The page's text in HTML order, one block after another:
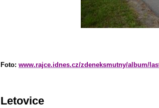
Foto: www.rajce.idnes.cz/zdeneksmutny/album/
Letovice